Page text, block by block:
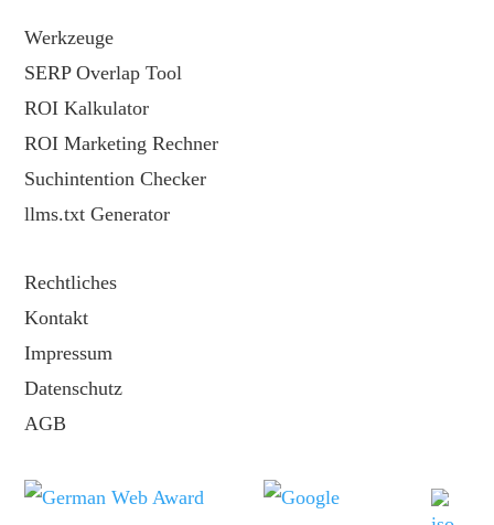
Werkzeuge
SERP Overlap Tool
ROI Kalkulator
ROI Marketing Rechner
Suchintention Checker
llms.txt Generator
Rechtliches
Kontakt
Impressum
Datenschutz
AGB